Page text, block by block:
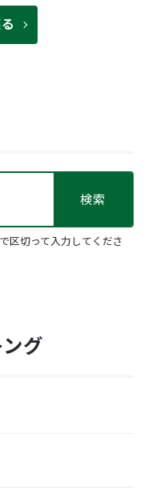
区切って入力してくださ
グ